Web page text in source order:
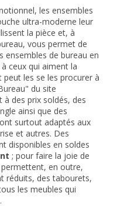
les ensembles
ultra-moderne leur
la pièce et, à
vous permet de
ensembles de bureau en
ceux qui aiment la
peut les se les procurer à
du site
des prix soldés, des
ainsi que des
surtout adaptés aux
et autres. Des
disponibles en soldes
; pour faire la joie de
en outre,
réduits, des tabourets,
les meubles qui